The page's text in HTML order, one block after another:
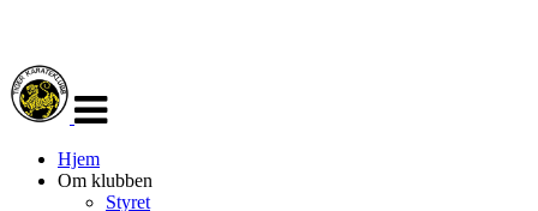
navigasjon
Hjem
Om klubben
Styret